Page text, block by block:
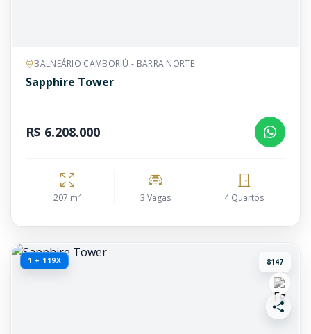
BALNEÁRIO CAMBORIÚ - BARRA NORTE
Sapphire Tower
R$ 6.208.000
207 m² 3 Vagas 4 Quartos
1 + 119X 8147